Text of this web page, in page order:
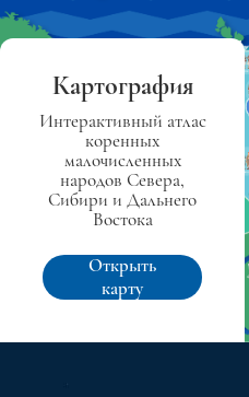
Картография
Интерактивный атлас
коренных
малочисленных
народов Севера,
Сибири и Дальнего
Востока
Открыть
карту